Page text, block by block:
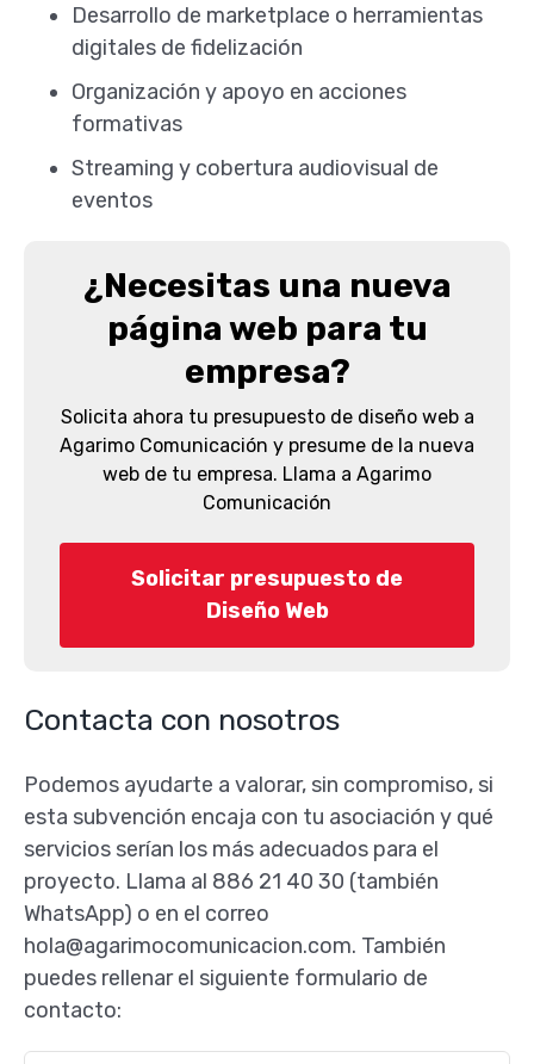
Desarrollo de marketplace o herramientas
digitales de fidelización
Organización y apoyo en acciones
formativas
Streaming y cobertura audiovisual de
eventos
¿Necesitas una nueva
página web para tu
empresa?
Solicita ahora tu presupuesto de diseño web a
Agarimo Comunicación y presume de la nueva
web de tu empresa. Llama a Agarimo
Comunicación
Solicitar presupuesto de
Diseño Web
Contacta con nosotros
Podemos ayudarte a valorar, sin compromiso, si
esta subvención encaja con tu asociación y qué
servicios serían los más adecuados para el
proyecto. Llama al 886 21 40 30 (también
WhatsApp) o en el correo
hola@agarimocomunicacion.com. También
puedes rellenar el siguiente formulario de
contacto: